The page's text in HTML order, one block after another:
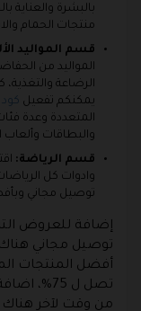
بالبشرة والعناية
منتجات الحمام
قسم المواليد
المواليد من
الرضاعة
يمكنكم تفعيل
المتعددة وعدة
والبطاقات وألعاب
قسم الرياضة:
وادوات كل
توصيل مجاني
إضافة للعروض
توصيل مجاني
أفضل المنتجات
تصل ل
من وقت لآخر